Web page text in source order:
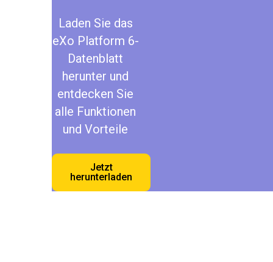
Laden Sie das
eXo Platform 6-
Datenblatt
herunter und
entdecken Sie
alle Funktionen
und Vorteile
Jetzt
herunterladen